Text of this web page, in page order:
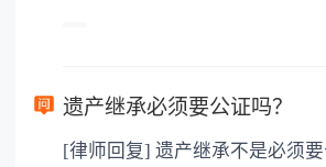
所得税、契税和公证费。赠与
要缴纳公证费，具体如下： 1. 公证费：按房
3. 印花税：按房屋评估价的0.05%缴
遗产继承必须要公证吗？
[律师回复] 遗产继承不是必须要公证。法律快车